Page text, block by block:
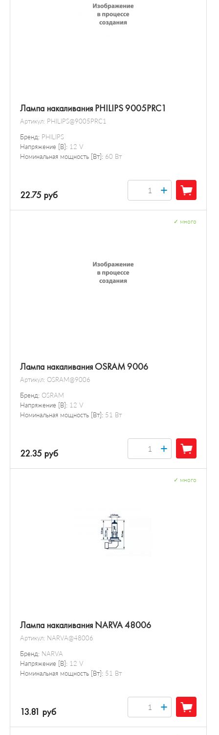
Лампа накаливания PHILIPS 9005PRC1
Артикул: PHILIPS@9005PRC1
Бренд: PHILIPS
Напряжение [В]: 12 V
Номинальная мощность [Вт]: 60 Вт
22.75 руб +
Лампа накаливания OSRAM 9006
Артикул: OSRAM@9006
Бренд: OSRAM
Напряжение [В]: 12 V
Номинальная мощность [Вт]: 51 Вт
много
22.35 руб +
Лампа накаливания NARVA 48006
Артикул: NARVA@48006
Бренд: NARVA
Напряжение [В]: 12 V
Номинальная мощность [Вт]: 51 Вт
много
13.81 руб +